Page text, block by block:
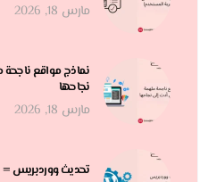
مارس 18, 2026
نماذج مواقع
نجاحها
مارس 18, 2026
تحديث ووردبريس =